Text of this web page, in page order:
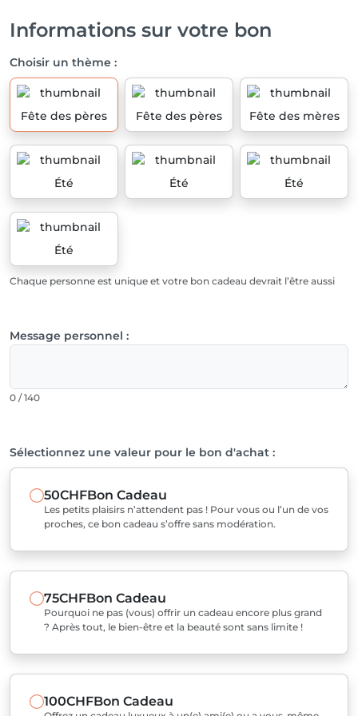
Informations sur votre bon
Choisir un thème :
Fête des pères Fête des pères Fête des mères
Été Été Été
Été
Chaque personne est unique et votre bon cadeau devrait l’être aussi
Message personnel :
0 / 140
Sélectionnez une valeur pour le bon d'achat :
50CHFBon Cadeau
Les petits plaisirs n’attendent pas ! Pour vous ou l’un de vos
proches, ce bon cadeau s’offre sans modération.
75CHFBon Cadeau
Pourquoi ne pas (vous) offrir un cadeau encore plus grand
? Après tout, le bien-être et la beauté sont sans limite !
100CHFBon Cadeau